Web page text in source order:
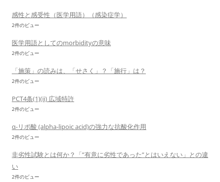
感性と感受性（医学用語）（感染症学）
2件のビュー
医学用語としてのmorbidityの意味
2件のビュー
「施策」の読みは、「せさく」？「施行」は？
2件のビュー
PCT4条(1)(ii) 広域特許
2件のビュー
α-リポ酸 (alpha-lipoic acid)の強力な抗酸化作用
2件のビュー
非劣性試験とは何か？「”有意に劣性であった”とはいえない」との違
い
2件のビュー